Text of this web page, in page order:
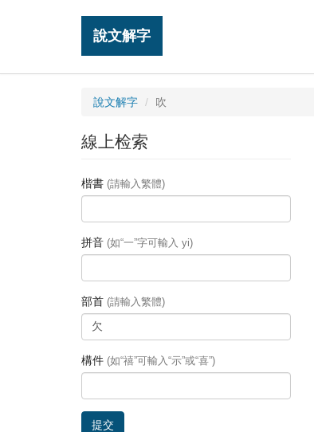
說文解字
說文解字 吹
線上检索
楷書 (請輸入繁體)
拼音 (如“一”字可輸入 yi)
部首 (請輸入繁體)
構件 (如“禧”可輸入“示”或“喜”)
提交